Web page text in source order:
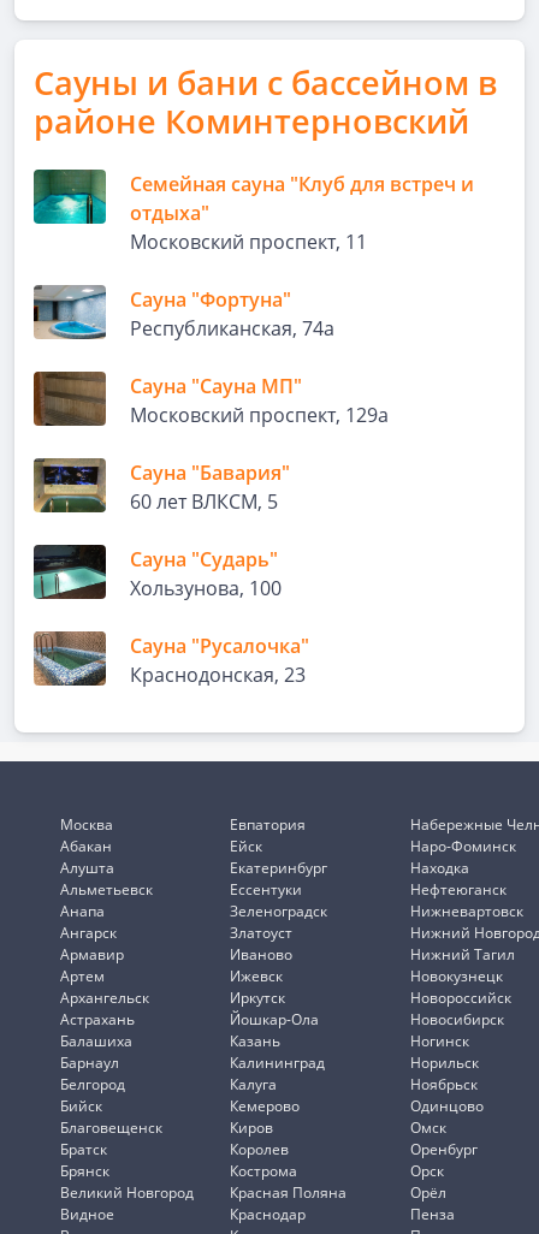
Сауны и бани с бассейном в
районе Коминтерновский
Семейная сауна "Клуб для встреч и
отдыха"
Московский проспект, 11
Сауна "Фортуна"
Республиканская, 74а
Сауна "Сауна МП"
Московский проспект, 129а
Сауна "Бавария"
60 лет ВЛКСМ, 5
Сауна "Сударь"
Хользунова, 100
Сауна "Русалочка"
Краснодонская, 23
Москва
Абакан
Алушта
Альметьевск
Анапа
Ангарск
Армавир
Артем
Архангельск
Астрахань
Балашиха
Барнаул
Белгород
Бийск
Благовещенск
Братск
Брянск
Великий Новгород
Видное
Евпатория
Ейск
Екатеринбург
Ессентуки
Зеленоградск
Златоуст
Иваново
Ижевск
Иркутск
Йошкар-Ола
Казань
Калининград
Калуга
Кемерово
Киров
Королев
Кострома
Красная Поляна
Краснодар
Набережные
Наро-Фоминск
Находка
Нефтеюганск
Нижневартовск
Нижний
Нижний Тагил
Новокузнецк
Новороссийск
Новосибирск
Ногинск
Норильск
Ноябрьск
Одинцово
Омск
Оренбург
Орск
Орёл
Пенза